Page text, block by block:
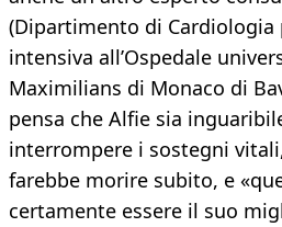
(Dipartimento di Cardiologia
intensiva all’Ospedale
Maximilians di Monaco di
pensa che Alfie sia
interrompere i sostegni
farebbe morire subito, e
certamente essere il suo